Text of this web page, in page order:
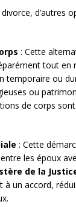
d’autres
: Cette
tout en
temporaire ou
ou
de corps
: Cette
les époux
de la
à un accord,